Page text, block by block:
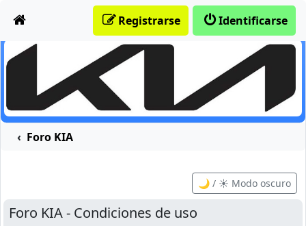
Identificarse
Registrarse
Foro KIA
🌙 / ☀️ Modo oscuro
Foro KIA - Condiciones de uso